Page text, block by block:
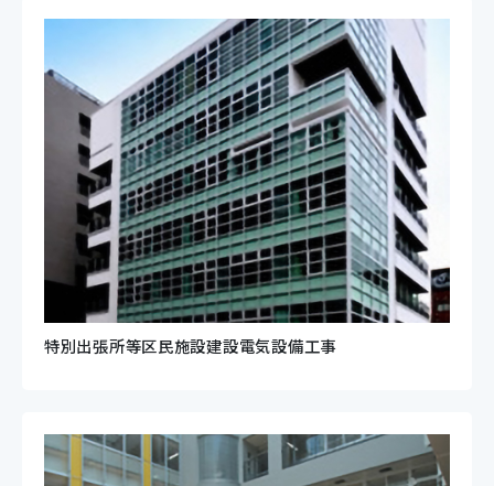
特別出張所等区民施設建設電気設備工事